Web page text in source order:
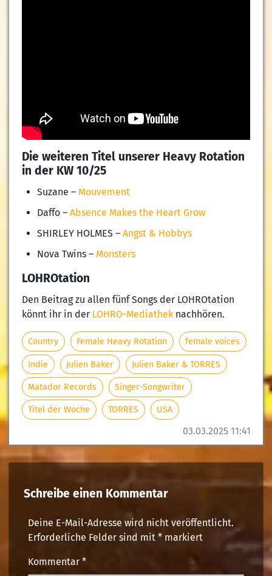
03.03.2025 11:41
Die weiteren Titel unserer Heavy Rotation
in der KW 10/25
Suzane – Mouvement
Daffo – Absence Makes the Heart Grow
SHIRLEY HOLMES – Angst & Hobbys
Nova Twins – Monsters
LOHROtation
Den Beitrag zu allen fünf Songs der LOHROtation
könnt ihr in der LOHRO-Mediatheknachhören.
Country Female Heavy Rotation female voices
Indie Julien Baker Julien Baker & TORRES
Matador Records Singer-Songwriter
Titel der Woche TORRES USA
Schreibe einen Kommentar
Deine E-Mail-Adresse wird nicht veröffentlicht.
Erforderliche Felder sind mit *markiert
Kommentar *